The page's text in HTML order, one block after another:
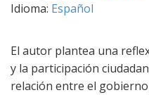
Idioma: Español
El autor plantea una
y la participación
relación entre el